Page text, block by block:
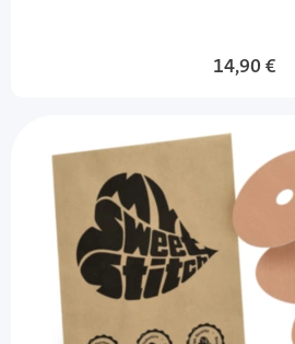
14,90 €